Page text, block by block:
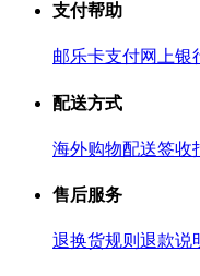
支付帮助
邮乐卡支付网上银
配送方式
海外购物配送签收
售后服务
退换货规则 退款说